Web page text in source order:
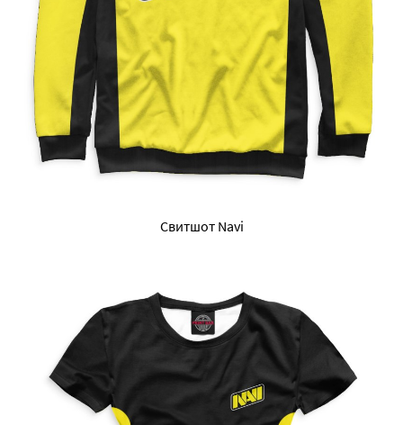
Свитшот Navi